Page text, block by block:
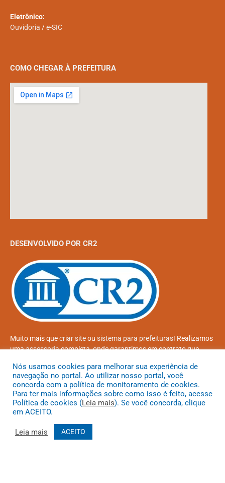
Eletrônico:
Ouvidoria /e-SIC
COMO CHEGAR À PREFEITURA
DESENVOLVIDO POR CR2
Muito mais quecriar siteou sistema para prefeituras! Realizamos
umaassessoriacompleta, onde garantimos em contrato que
atendidas.
Conheça oPNTPe oRadar da Transparência Pública
Todos os direitos reservados a Prefeitura Municipal de Coroatá
Nós usamos cookies para melhorar sua experiência de
navegação no portal. Ao utilizar nosso portal, você
concorda com a política de monitoramento de cookies.
Para ter mais informações sobre como isso é feito, acesse
Política de cookies (Leia mais). Se você concorda, clique
em ACEITO.
Leia mais ACEITO